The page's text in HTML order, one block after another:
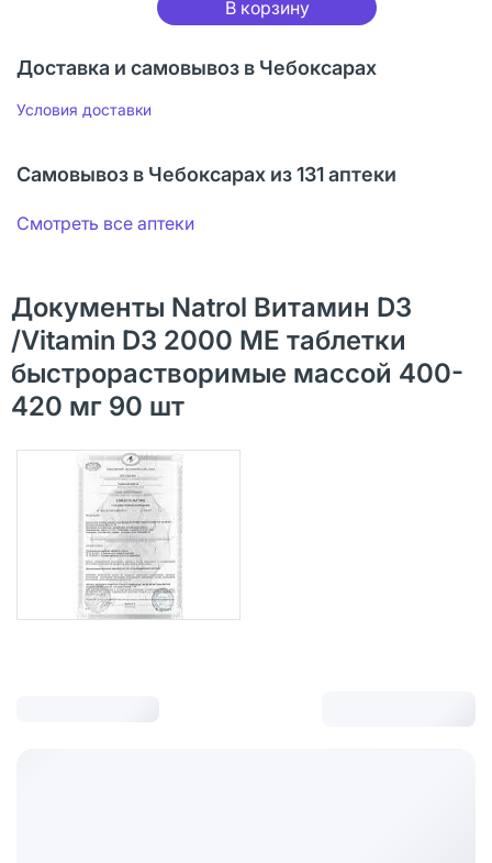
В корзину
Доставка и самовывоз в Чебоксарах
Условия доставки
Самовывоз в Чебоксарах из 131 аптеки
Смотреть все аптеки
Документы Natrol Витамин D3
/Vitamin D3 2000 ME таблетки
быстрорастворимые массой 400-
420 мг 90 шт